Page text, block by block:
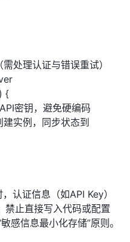
处理认证与错误重试）
{
密钥，避免硬编码
实例，同步状态到
认证信息（如API Key）
禁止直接写入代码或配置
感信息最小化存储”原则。